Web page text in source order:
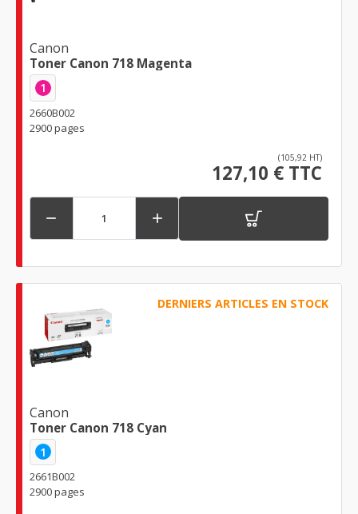
Canon
Toner Canon 718 Magenta
1
2660B002
2900 pages
(105,92 HT)
127,10 € TTC
 
DERNIERS ARTICLES EN STOCK
Canon
Toner Canon 718 Cyan
1
2661B002
2900 pages